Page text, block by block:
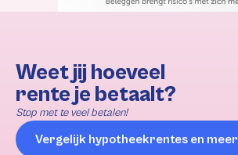
Weet jij hoeveel
rente je betaalt?
Stop met te veel betalen!
Vergelijk hypotheekrentes en meer